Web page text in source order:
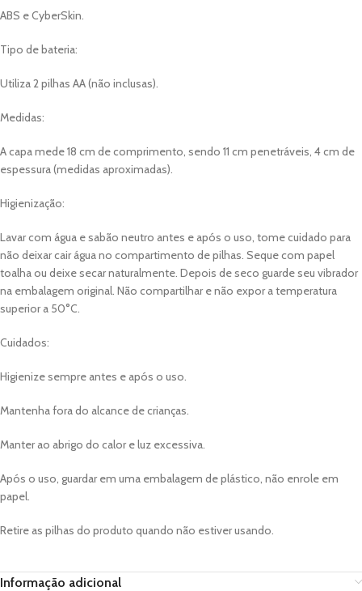
ABS e CyberSkin.
Tipo de bateria:
Utiliza 2 pilhas AA (não inclusas).
Medidas:
A capa mede 18 cm de comprimento, sendo 11 cm penetráveis, 4 cm de
espessura (medidas aproximadas).
Higienização:
Lavar com água e sabão neutro antes e após o uso, tome cuidado para
não deixar cair água no compartimento de pilhas. Seque com papel
toalha ou deixe secar naturalmente. Depois de seco guarde seu vibrador
na embalagem original. Não compartilhar e não expor a temperatura
superior a 50°C.
Cuidados:
Higienize sempre antes e após o uso.
Mantenha fora do alcance de crianças.
Manter ao abrigo do calor e luz excessiva.
Após o uso, guardar em uma embalagem de plástico, não enrole em
papel.
Retire as pilhas do produto quando não estiver usando.
Informação adicional